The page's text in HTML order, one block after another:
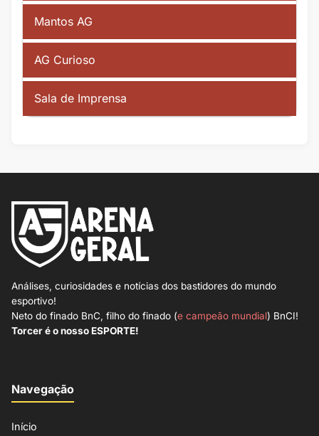
Mantos AG
AG Curioso
Sala de Imprensa
Análises, curiosidades e notícias dos bastidores do mundo
esportivo!
Neto do finado BnC, filho do finado (e campeão mundial) BnCI!
Torcer é o nosso ESPORTE!
Navegação
Início